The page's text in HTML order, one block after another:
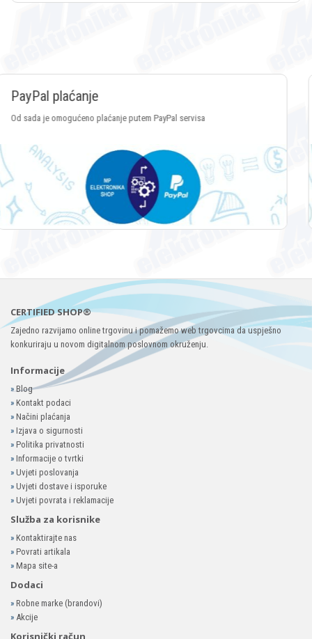
Plaćanje Crypto valutama
Plaćanje putem svih vrsta Crypto valuta
CERTIFIED SHOP®
Zajedno razvijamo online trgovinu i pomažemo web trgovcima da uspješno
konkuriraju u novom digitalnom poslovnom okruženju.
Informacije
»Blog
» Kontakt podaci
» Načini plaćanja
» Izjava o sigurnosti
» Politika privatnosti
» Informacije o tvrtki
» Uvjeti poslovanja
» Uvjeti dostave i isporuke
» Uvjeti povrata i reklamacije
Služba za korisnike
» Kontaktirajte nas
» Povrati artikala
» Mapa site-a
Dodaci
» Robne marke (brandovi)
» Akcije
Korisnički račun